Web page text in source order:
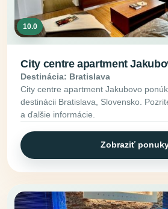
10.0
City centre apartment
Destinácia: Bratislava
City centre apartment Jakubovo
destinácii Bratislava, Slovensko.
a ďalšie informácie.
Zobraziť